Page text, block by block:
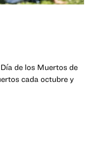
de los Muertos de
cada octubre y